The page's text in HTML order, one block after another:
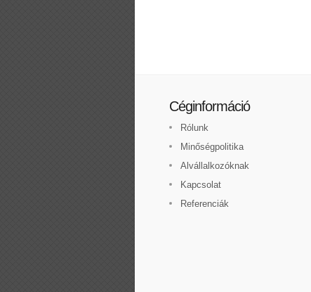
Céginformáció
Rólunk
Minőségpolitika
Alvállalkozóknak
Kapcsolat
Referenciák